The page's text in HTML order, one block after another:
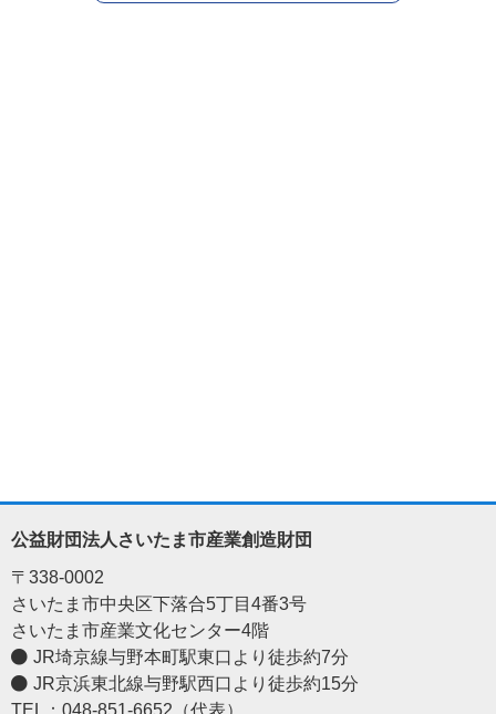
公益財団法人さいたま市産業創造財団
〒338-0002
さいたま市中央区下落合5丁目4番3号
さいたま市産業文化センター4階
JR埼京線与野本町駅東口より徒歩約7分
JR京浜東北線与野駅西口より徒歩約15分
TEL：048-851-6652（代表）